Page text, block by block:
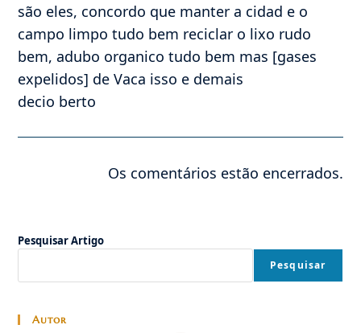
são eles, concordo que manter a cidad e o
campo limpo tudo bem reciclar o lixo rudo
bem, adubo organico tudo bem mas [gases
expelidos] de Vaca isso e demais
decio berto
Os comentários estão encerrados.
Pesquisar Artigo
Pesquisar
Autor